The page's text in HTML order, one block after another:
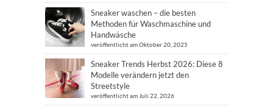
Sneaker waschen – die besten
Methoden für Waschmaschine und
Handwäsche
veröffentlicht am Oktober 20, 2025
Sneaker Trends Herbst 2026: Diese 8
Modelle verändern jetzt den
Streetstyle
veröffentlicht am Juli 22, 2026